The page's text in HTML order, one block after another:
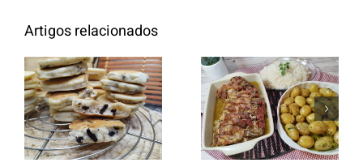
Artigos relacionados
Panquecas
com Oreo
Entrecosto
italiano c/
batata a
murro e